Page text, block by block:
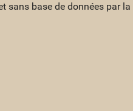
sans base de données par